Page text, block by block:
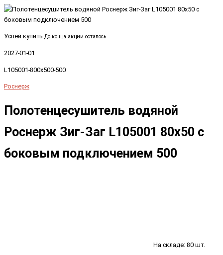
Успей купить До конца акции осталось
2027-01-01
L105001-800x500-500
Роснерж
Полотенцесушитель водяной
Роснерж Зиг-Заг L105001 80x50 с
боковым подключением 500
На складе: 80 шт.